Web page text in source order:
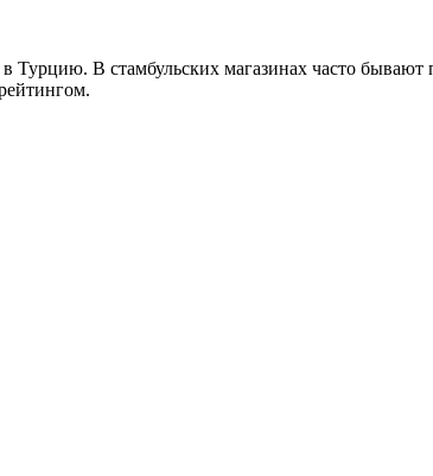
Турцию. В стамбульских магазинах часто